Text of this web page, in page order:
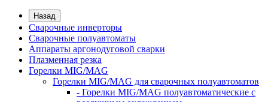
Назад
Сварочные инверторы
Сварочные полуавтоматы
Аппараты аргонодуговой сварки
Плазменная резка
Горелки MIG/MAG
Горелки MIG/MAG для сварочных полуавтоматов
- Горелки MIG/MAG полуавтоматические с